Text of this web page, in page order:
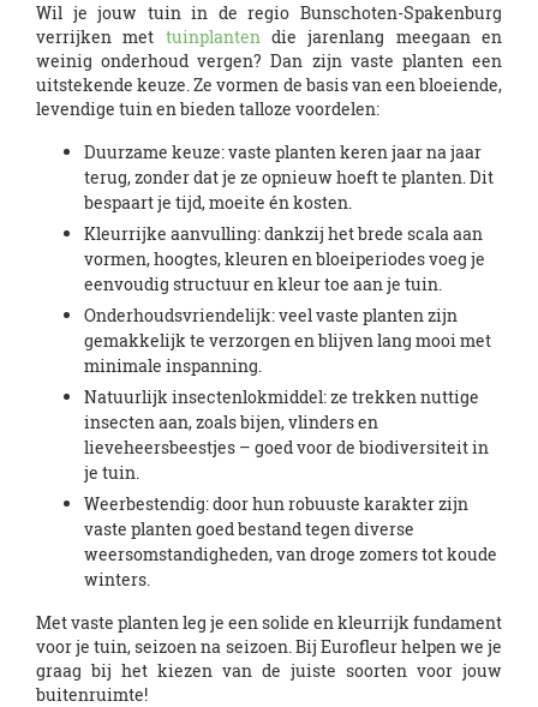
Wil je jouw tuin in de regio Bunschoten-Spakenburg
verrijken met tuinplanten die jarenlang meegaan en
weinig onderhoud vergen? Dan zijn vaste planten een
uitstekende keuze. Ze vormen de basis van een bloeiende,
levendige tuin en bieden talloze voordelen:
Duurzame keuze: vaste planten keren jaar na jaar
terug, zonder dat je ze opnieuw hoeft te planten. Dit
bespaart je tijd, moeite én kosten.
Kleurrijke aanvulling: dankzij het brede scala aan
vormen, hoogtes, kleuren en bloeiperiodes voeg je
eenvoudig structuur en kleur toe aan je tuin.
Onderhoudsvriendelijk: veel vaste planten zijn
gemakkelijk te verzorgen en blijven lang mooi met
minimale inspanning.
Natuurlijk insectenlokmiddel: ze trekken nuttige
insecten aan, zoals bijen, vlinders en
lieveheersbeestjes – goed voor de biodiversiteit in
je tuin.
Weerbestendig: door hun robuuste karakter zijn
vaste planten goed bestand tegen diverse
weersomstandigheden, van droge zomers tot koude
winters.
Met vaste planten leg je een solide en kleurrijk fundament
voor je tuin, seizoen na seizoen. Bij Eurofleur helpen we je
graag bij het kiezen van de juiste soorten voor jouw
buitenruimte!